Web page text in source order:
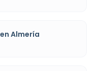
Almería